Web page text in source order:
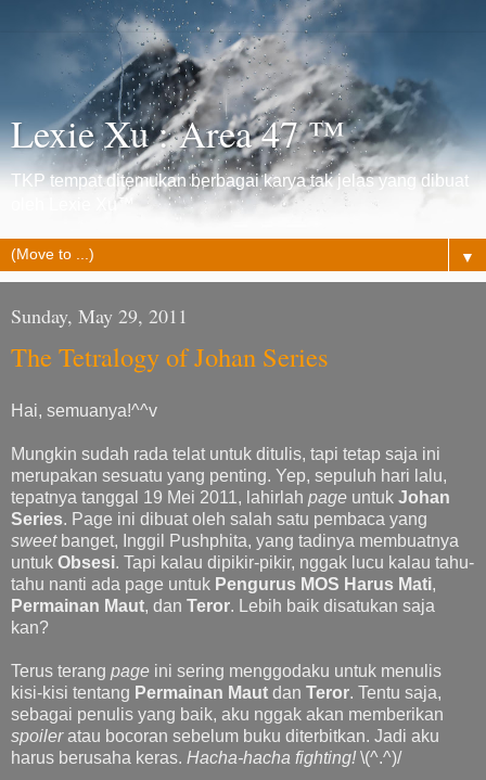
Lexie Xu : Area 47 ™
TKP tempat ditemukan berbagai karya tak jelas yang dibuat
oleh Lexie Xu™
▼
Sunday, May 29, 2011
The Tetralogy of Johan Series
Hai, semuanya!^^v
Mungkin sudah rada telat untuk ditulis, tapi tetap saja ini
merupakan sesuatu yang penting. Yep, sepuluh hari lalu,
tepatnya tanggal 19 Mei 2011, lahirlah page untuk Johan
Series. Page ini dibuat oleh salah satu pembaca yang
sweetbanget, Inggil Pushphita, yang tadinya membuatnya
untuk Obsesi. Tapi kalau dipikir-pikir, nggak lucu kalau tahu-
tahu nanti ada page untuk Pengurus MOS Harus Mati,
Permainan Maut, dan Teror. Lebih baik disatukan saja
kan?
Terus terang page ini sering menggodaku untuk menulis
kisi-kisi tentang Permainan Maut dan Teror. Tentu saja,
sebagai penulis yang baik, aku nggak akan memberikan
spoileratau bocoran sebelum buku diterbitkan. Jadi aku
harus berusaha keras. Hacha-hacha fighting! \(^.^)/